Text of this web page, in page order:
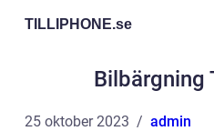
TILLIPHONE.se
Bilbärgning
25 oktober 2023 admin